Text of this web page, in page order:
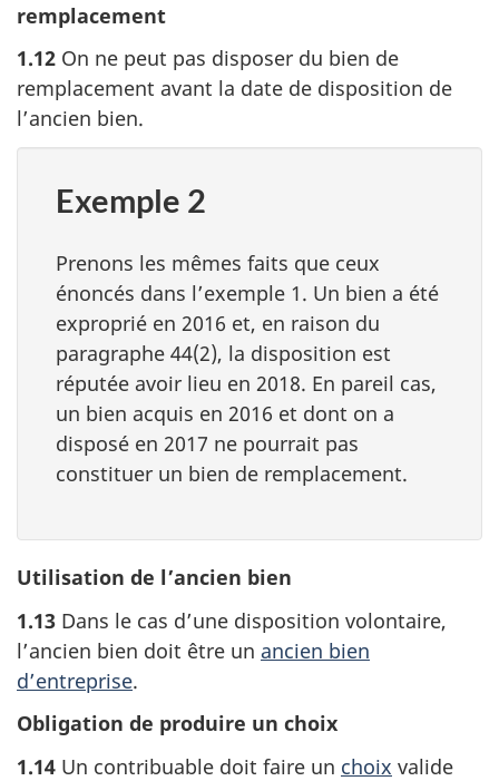
remplacement
1.12 On ne peut pas disposer du bien de
remplacement avant la date de disposition de
l’ancien bien.
Exemple 2
Prenons les mêmes faits que ceux
énoncés dans l’exemple 1. Un bien a été
exproprié en 2016 et, en raison du
paragraphe 44(2), la disposition est
réputée avoir lieu en 2018. En pareil cas,
un bien acquis en 2016 et dont on a
disposé en 2017 ne pourrait pas
constituer un bien de remplacement.
Utilisation de l’ancien bien
1.13 Dans le cas d’une disposition volontaire,
l’ancien bien doit être un ancien bien
d’entreprise.
Obligation de produire un choix
1.14 Un contribuable doit faire un choix valide